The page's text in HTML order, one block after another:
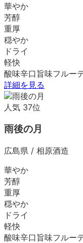
華やか
芳醇
重厚
穏やか
ドライ
軽快
酸味辛口 旨味フルー
詳細を見る
人気 37位
雨後の月
広島県 / 相原酒造
華やか
芳醇
重厚
穏やか
ドライ
軽快
酸味辛口 旨味フルー